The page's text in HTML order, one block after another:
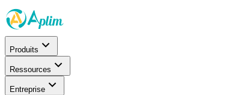
Produits
Ressources
Entreprise